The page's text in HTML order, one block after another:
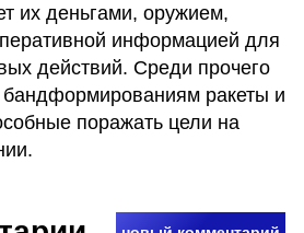
их деньгами, оружием,
информацией для
действий. Среди прочего
бандформированиям ракеты и
поражать цели на